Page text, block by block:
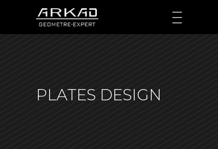
PLATES DESIGN